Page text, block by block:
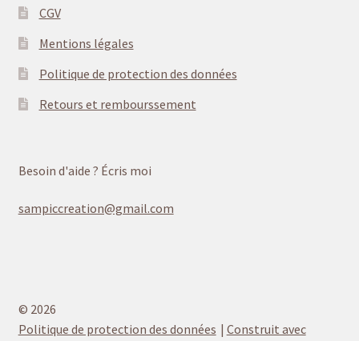
CGV
Mentions légales
Politique de protection des données
Retours et rembourssement
Besoin d'aide ? Écris moi
sampiccreation@gmail.com
© 2026
Politique de protection des données
Construit avec